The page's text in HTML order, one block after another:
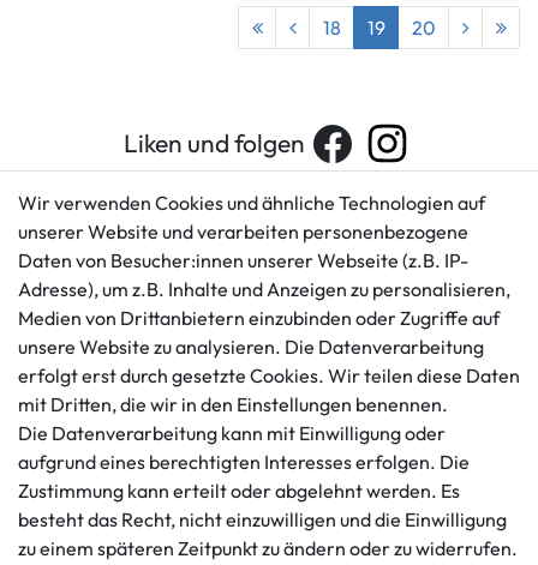
18 19 20
Liken und folgen
Kundenservice
+49 421 596586
Mo. - Fr. 9 - 16 Uhr
info@gameworld.de
Kontaktformular
Rechtliches
AGB
Impressum
Datenschutzerklärung
Barrierefreiheitserklärung
Widerrufs­recht
Vertrag widerrufen
Informationen
Ankauf
Über uns
Zahlungsmöglichkeiten
Wir verwenden Cookies und ähnliche Technologien auf
unserer Website und verarbeiten personenbezogene
Daten von Besucher:innen unserer Webseite (z.B. IP-
Adresse), um z.B. Inhalte und Anzeigen zu personalisieren,
Medien von Drittanbietern einzubinden oder Zugriffe auf
unsere Website zu analysieren. Die Datenverarbeitung
erfolgt erst durch gesetzte Cookies. Wir teilen diese Daten
mit Dritten, die wir in den Einstellungen benennen.
Die Datenverarbeitung kann mit Einwilligung oder
aufgrund eines berechtigten Interesses erfolgen. Die
Zustimmung kann erteilt oder abgelehnt werden. Es
besteht das Recht, nicht einzuwilligen und die Einwilligung
zu einem späteren Zeitpunkt zu ändern oder zu widerrufen.